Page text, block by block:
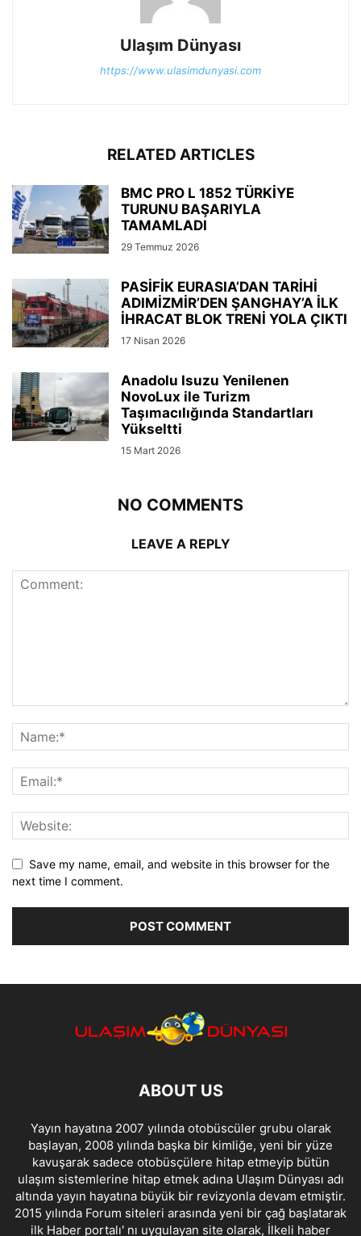
Ulaşım Dünyası
https://www.ulasimdunyasi.com
RELATED ARTICLES
BMC PRO L 1852 TÜRKİYE
TURUNU BAŞARIYLA
TAMAMLADI
29 Temmuz 2026
PASİFİK EURASIA’DAN TARİHİ
ADIMİZMİR’DEN ŞANGHAY’A İLK
İHRACAT BLOK TRENİ YOLA ÇIKTI
17 Nisan 2026
Anadolu Isuzu Yenilenen
NovoLux ile Turizm
Taşımacılığında Standartları
Yükseltti
15 Mart 2026
NO COMMENTS
LEAVE A REPLY
Save my name, email, and website in this browser for the
next time I comment.
ABOUT US
Yayın hayatına 2007 yılında otobüscüler grubu olarak
başlayan, 2008 yılında başka bir kimliğe, yeni bir yüze
kavuşarak sadece otobüsçülere hitap etmeyip bütün
ulaşım sistemlerine hitap etmek adına Ulaşım Dünyası adı
altında yayın hayatına büyük bir revizyonla devam etmiştir.
2015 yılında Forum siteleri arasında yeni bir çağ başlatarak
ilk Haber portalı' nı uygulayan site olarak, İlkeli haber